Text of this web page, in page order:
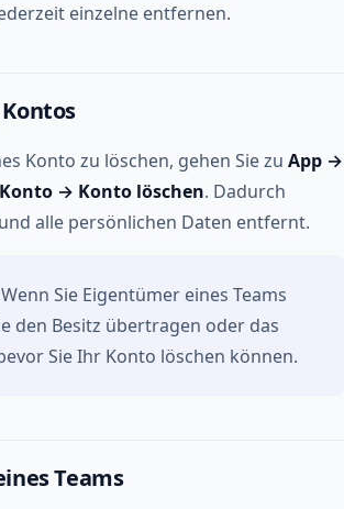
einzelne entfernen.
Konto zu löschen, gehen Sie zu App →
→ Konto löschen. Dadurch
alle persönlichen Daten entfernt.
Wenn Sie Eigentümer eines Teams
den Besitz übertragen oder das
Sie Ihr Konto löschen können.
Teams